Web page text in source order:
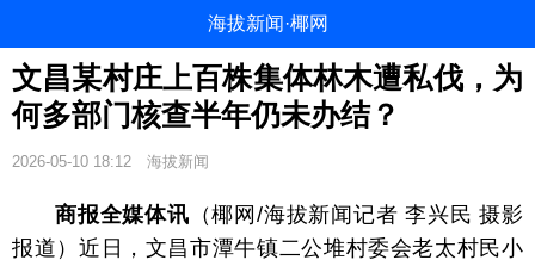
海拔新闻·椰网
文昌某村庄上百株集体林木遭私伐，为
何多部门核查半年仍未办结？
2026-05-10 18:12 海拔新闻
商报全媒体讯 （椰网/海拔新闻记者 李兴民 摄影
报道）近日，文昌市潭牛镇二公堆村委会老太村民小